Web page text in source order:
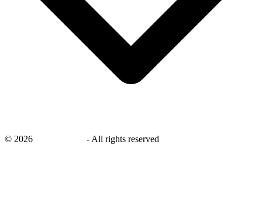
© 2026 - All rights reserved